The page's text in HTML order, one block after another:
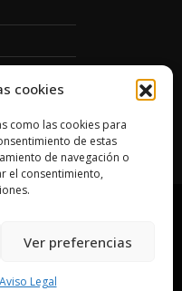
cookies
como las cookies para
de estas
de navegación o
el consentimiento,
Ver preferencias
Aviso Legal
S.L.